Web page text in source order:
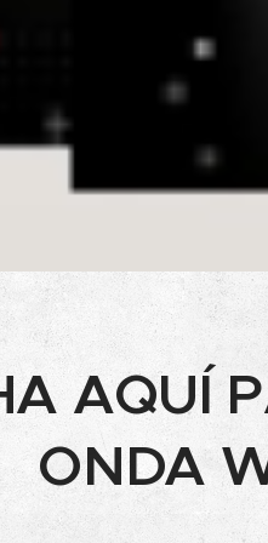
AQUÍ
ONDA